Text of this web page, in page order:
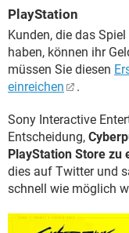
PlayStation
Kunden, die das
haben, können ihr
müssen Sie diesen
einreichen
.
Sony Interactive
Entscheidung,
PlayStation Store zu
dies auf Twitter und
schnell wie möglich